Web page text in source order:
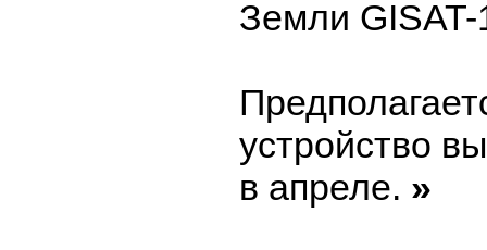
Земли GISAT-
устройство
в апреле. »